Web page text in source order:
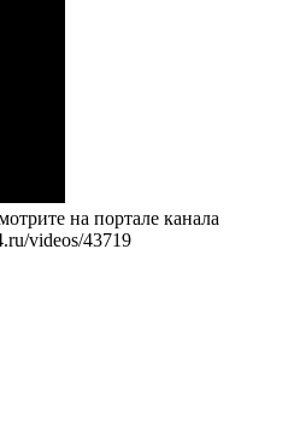
на портале канала
videos/43719